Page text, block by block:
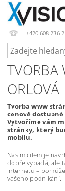
+420 608 236
TVORBA
ORLOVÁ
Tvorba www
cenově
Vytvoříme vám
stránky, který
mobilu.
Naším cílem je
dobře vypadá, ale
internetu –
vašeho podnikání.